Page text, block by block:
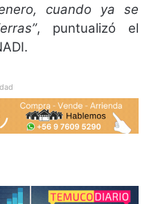
cuando ya se
, puntualizó el